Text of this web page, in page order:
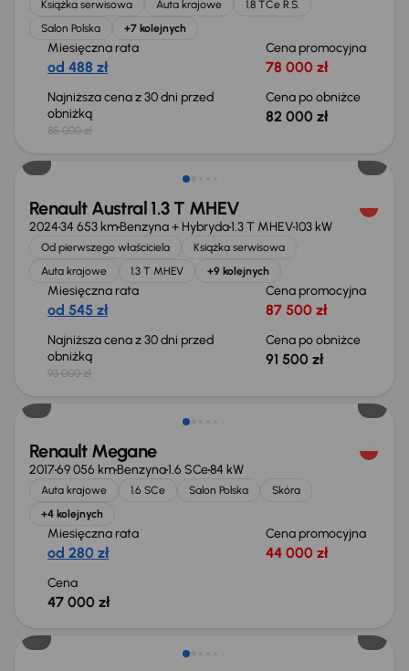
Książka serwisowa Auta krajowe
1.8 TCe R.S.
Salon Polska
+7 kolejnych
Miesięczna rata
od 488 zł
Cena promocyjna
78 000 zł
Najniższa cena z 30 dni przed
obniżką
85 000 zł
Cena po obniżce
82 000 zł
Taniej o 1 500 zł
Renault Austral 1.3 T MHEV
202434 653 kmBenzyna + Hybryda1.3 T MHEV103 kW
Od pierwszego właściciela
Książka serwisowa
Auta krajowe
1.3 T MHEV +9 kolejnych
Miesięczna rata
od 545 zł
Cena promocyjna
87 500 zł
Najniższa cena z 30 dni przed
obniżką
93 000 zł
Cena po obniżce
91 500 zł
Renault Megane
201769 056 kmBenzyna1.6 SCe84 kW
Auta krajowe 1.6 SCe Salon Polska
Skóra
+4 kolejnych
Miesięczna rata
od 280 zł
Cena promocyjna
44 000 zł
Cena
47 000 zł